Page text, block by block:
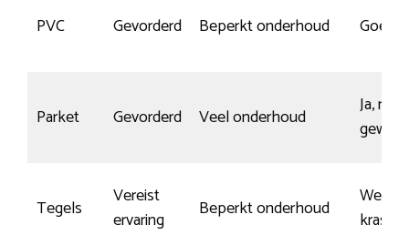
PVC Gevorderd Beperkt onderhoud Goed
Parket Gevorderd Veel onderhoud
Ja, mits
gewaxt
Tegels
Vereist
ervaring
Beperkt onderhoud
Weinig